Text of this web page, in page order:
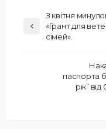
З квітня
«Грант для
сімей».
паспорта
рік”